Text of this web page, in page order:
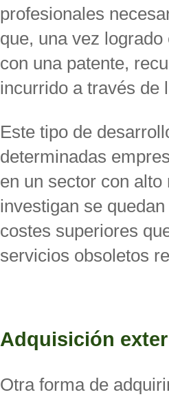
profesionales
que, una vez
con una patente,
incurrido a través de
Este tipo de
determinadas
en un sector con
investigan se
costes superiores
servicios obsoletos
Adquisición
Otra forma de